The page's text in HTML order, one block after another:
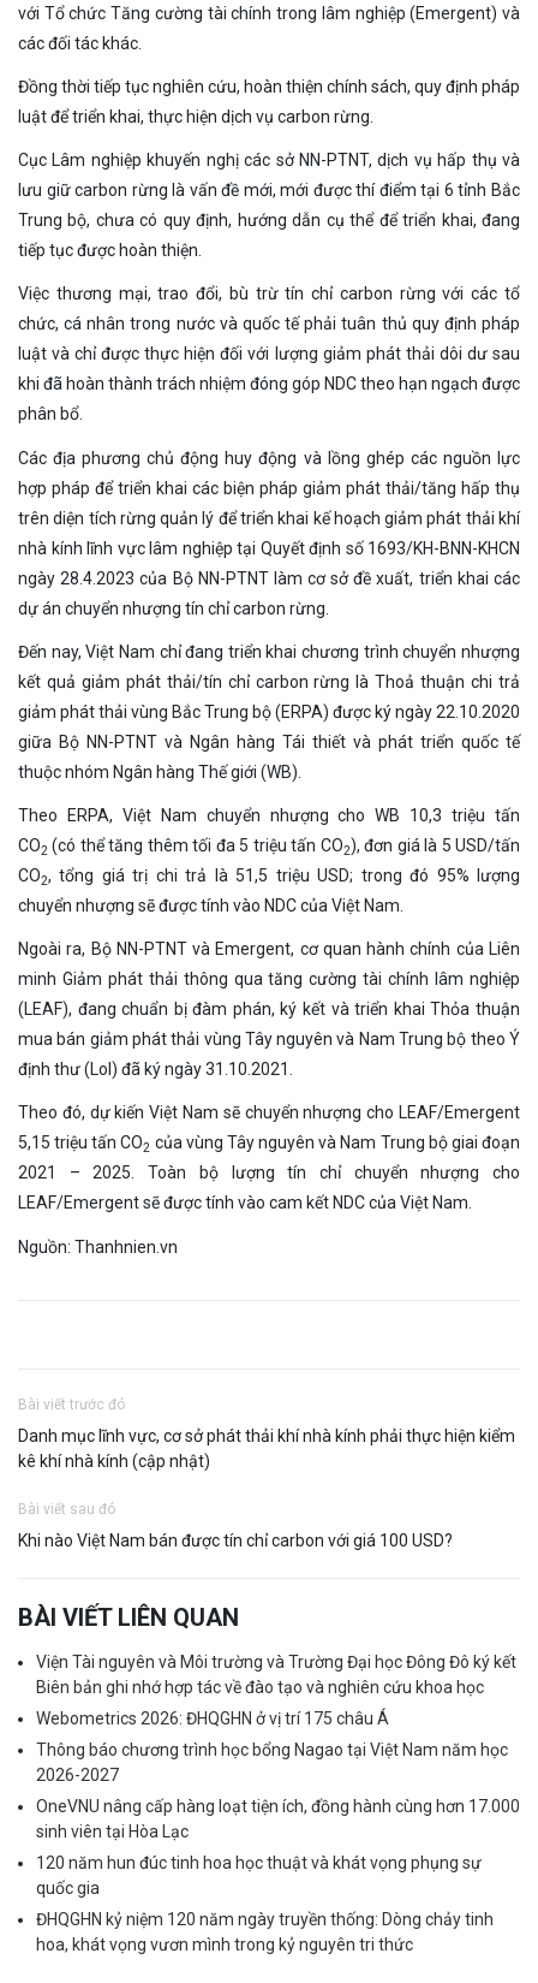
với Tổ chức Tăng cường tài chính trong lâm nghiệp (Emergent) và
các đối tác khác.
Đồng thời tiếp tục nghiên cứu, hoàn thiện chính sách, quy định pháp
luật để triển khai, thực hiện dịch vụ carbon rừng.
Cục Lâm nghiệp khuyến nghị các sở NN-PTNT, dịch vụ hấp thụ và
lưu giữ carbon rừng là vấn đề mới, mới được thí điểm tại 6 tỉnh Bắc
Trung bộ, chưa có quy định, hướng dẫn cụ thể để triển khai, đang
tiếp tục được hoàn thiện.
Việc thương mại, trao đổi, bù trừ tín chỉ carbon rừng với các tổ
chức, cá nhân trong nước và quốc tế phải tuân thủ quy định pháp
luật và chỉ được thực hiện đối với lượng giảm phát thải dôi dư sau
khi đã hoàn thành trách nhiệm đóng góp NDC theo hạn ngạch được
phân bổ.
Các địa phương chủ động huy động và lồng ghép các nguồn lực
hợp pháp để triển khai các biện pháp giảm phát thải/tăng hấp thụ
trên diện tích rừng quản lý để triển khai kế hoạch giảm phát thải khí
nhà kính lĩnh vực lâm nghiệp tại Quyết định số 1693/KH-BNN-KHCN
ngày 28.4.2023 của Bộ NN-PTNT làm cơ sở đề xuất, triển khai các
dự án chuyển nhượng tín chỉ carbon rừng.
Đến nay, Việt Nam chỉ đang triển khai chương trình chuyển nhượng
kết quả giảm phát thải/tín chỉ carbon rừng là Thoả thuận chi trả
giảm phát thải vùng Bắc Trung bộ (ERPA) được ký ngày 22.10.2020
giữa Bộ NN-PTNT và Ngân hàng Tái thiết và phát triển quốc tế
thuộc nhóm Ngân hàng Thế giới (WB).
Theo ERPA, Việt Nam chuyển nhượng cho WB 10,3 triệu tấn
CO2(có thể tăng thêm tối đa 5 triệu tấn CO2), đơn giá là 5 USD/tấn
CO2, tổng giá trị chi trả là 51,5 triệu USD; trong đó 95% lượng
chuyển nhượng sẽ được tính vào NDC của Việt Nam.
Ngoài ra, Bộ NN-PTNT và Emergent, cơ quan hành chính của Liên
minh Giảm phát thải thông qua tăng cường tài chính lâm nghiệp
(LEAF), đang chuẩn bị đàm phán, ký kết và triển khai Thỏa thuận
mua bán giảm phát thải vùng Tây nguyên và Nam Trung bộ theo Ý
định thư (LoI) đã ký ngày 31.10.2021.
Theo đó, dự kiến Việt Nam sẽ chuyển nhượng cho LEAF/Emergent
5,15 triệu tấn CO2 của vùng Tây nguyên và Nam Trung bộ giai đoạn
2021 – 2025. Toàn bộ lượng tín chỉ chuyển nhượng cho
LEAF/Emergent sẽ được tính vào cam kết NDC của Việt Nam.
Nguồn: Thanhnien.vn
Bài viết trước đó
Danh mục lĩnh vực, cơ sở phát thải khí nhà kính phải thực hiện kiểm
kê khí nhà kính (cập nhật)
Bài viết sau đó
Khi nào Việt Nam bán được tín chỉ carbon với giá 100 USD?
BÀI VIẾT LIÊN QUAN
Viện Tài nguyên và Môi trường và Trường Đại học Đông Đô ký kết
Biên bản ghi nhớ hợp tác về đào tạo và nghiên cứu khoa học
Webometrics 2026: ĐHQGHN ở vị trí 175 châu Á
Thông báo chương trình học bổng Nagao tại Việt Nam năm học
2026-2027
OneVNU nâng cấp hàng loạt tiện ích, đồng hành cùng hơn 17.000
sinh viên tại Hòa Lạc
120 năm hun đúc tinh hoa học thuật và khát vọng phụng sự
quốc gia
ĐHQGHN kỷ niệm 120 năm ngày truyền thống: Dòng chảy tinh
hoa, khát vọng vươn mình trong kỷ nguyên tri thức